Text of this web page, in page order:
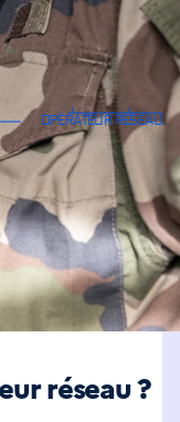
militaires,
les
aux
réseau ?